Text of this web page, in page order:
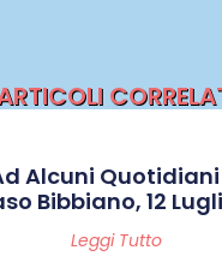
Alcuni
Bibbiano, 12
Leggi Tutto